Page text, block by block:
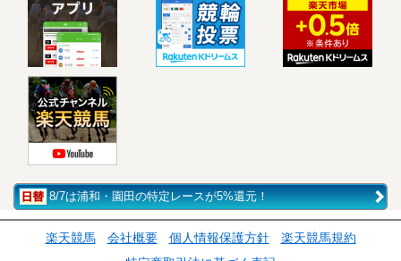
8/7は浦和・園田の特定レースが5%還元！
楽天競馬 会社概要 個人情報保護方針
楽天競馬規約